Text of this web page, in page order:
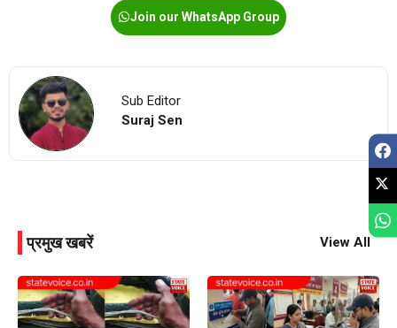
Join our WhatsApp Group
Sub Editor
Suraj Sen
प्रमुख खबरें View All